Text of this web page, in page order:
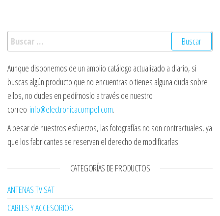
Buscar:
Aunque disponemos de un amplio catálogo actualizado a diario, si
buscas algún producto que no encuentras o tienes alguna duda sobre
ellos, no dudes en pedírnoslo a través de nuestro
correo info@electronicacompel.com.
A pesar de nuestros esfuerzos, las fotografías no son contractuales, ya
que los fabricantes se reservan el derecho de modificarlas.
CATEGORÍAS DE PRODUCTOS
ANTENAS TV SAT
CABLES Y ACCESORIOS